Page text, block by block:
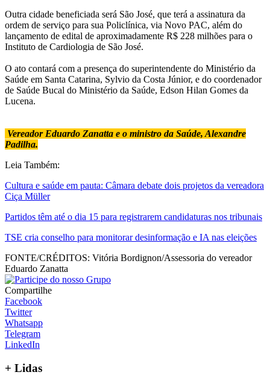
Outra cidade beneficiada será São José, que terá a assinatura da
ordem de serviço para sua Policlínica, via Novo PAC, além do
lançamento de edital de aproximadamente R$ 228 milhões para o
Instituto de Cardiologia de São José.
O ato contará com a presença do superintendente do Ministério da
Saúde em Santa Catarina, Sylvio da Costa Júnior, e do coordenador
de Saúde Bucal do Ministério da Saúde, Edson Hilan Gomes da
Lucena.
Vereador Eduardo Zanatta e o ministro da Saúde, Alexandre
Padilha.
Leia Também:
Cultura e saúde em pauta: Câmara debate dois projetos da vereadora
Ciça Müller
Partidos têm até o dia 15 para registrarem candidaturas nos tribunais
TSE cria conselho para monitorar desinformação e IA nas eleições
FONTE/CRÉDITOS: Vitória Bordignon/Assessoria do vereador
Eduardo Zanatta
Compartilhe
Facebook
Twitter
Whatsapp
Telegram
LinkedIn
+ Lidas